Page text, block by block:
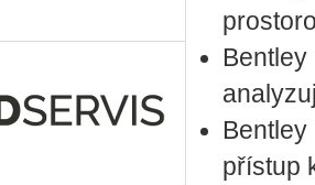
přístup